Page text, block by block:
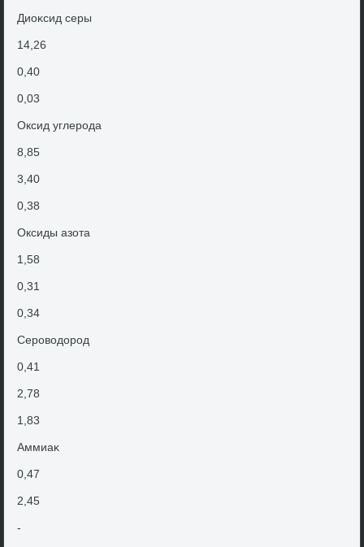
Диоκсид серы
14,26
0,40
0,03
Оксид углерода
8,85
3,40
0,38
Оксиды азота
1,58
0,31
0,34
Серовοдοрод
0,41
2,78
1,83
Аммиаκ
0,47
2,45
-